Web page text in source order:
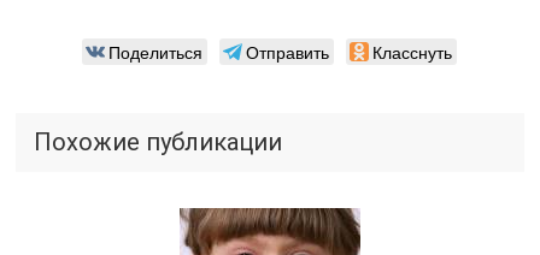
Поделиться Отправить Класснуть
Похожие публикации